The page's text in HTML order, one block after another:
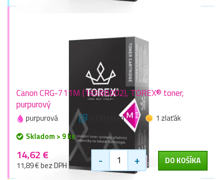
Canon CRG-711M (1658B002), TOREX® toner,
purpurový
purpurová 6000 stran
1 zlaťák
Skladom > 9 ks
14,62 €
11,89 € bez DPH - + DO KOŠÍKA